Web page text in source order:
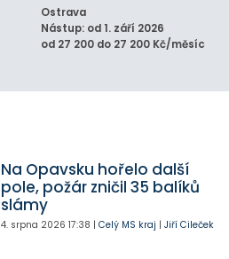
Ostrava
Nástup: od 1. září 2026
od 27 200 do 27 200 Kč/měsíc
Na Opavsku hořelo další
pole, požár zničil 35 balíků
slámy
4. srpna 2026 17:38 | Celý MS kraj | Jiří Cileček